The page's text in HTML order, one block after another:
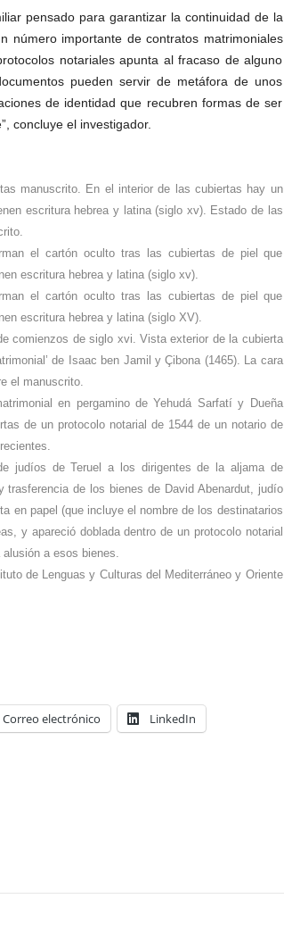
pensado para garantizar la continuidad de la
número importante de contratos matrimoniales
notariales apunta al fracaso de alguno
pueden servir de metáfora de unos
de identidad que recubren formas de ser
concluye el investigador.
manuscrito. En el interior de las cubiertas hay un
escritura hebrea y latina (siglo xv). Estado de las
el cartón oculto tras las cubiertas de piel que
escritura hebrea y latina (siglo xv).
el cartón oculto tras las cubiertas de piel que
escritura hebrea y latina (siglo XV).
comienzos de siglo xvi. Vista exterior de la cubierta
de Isaac ben Jamil y Çibona (1465). La cara
el manuscrito.
en pergamino de Yehudá Sarfatí y Dueña
de un protocolo notarial de 1544 de un notario de
judíos de Teruel a los dirigentes de la aljama de
de los bienes de David Abenardut, judío
en papel (que incluye el nombre de los destinatarios
y apareció doblada dentro de un protocolo notarial
a esos bienes.
de Lenguas y Culturas del Mediterráneo y Oriente
Correo electrónico LinkedIn